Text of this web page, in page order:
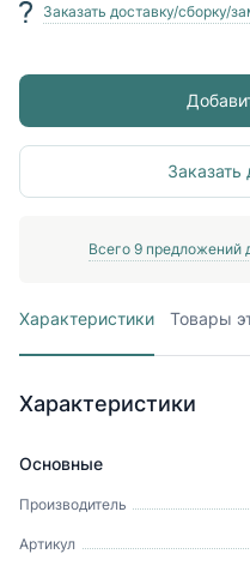
Заказать доставку/сборку/
Заказать
Всего 9 предложений
Характеристики Товары
Характеристики
Основные
Производитель
Артикул